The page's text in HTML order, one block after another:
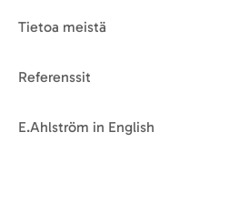
Tietoa meistä
Referenssit
E.Ahlström in English